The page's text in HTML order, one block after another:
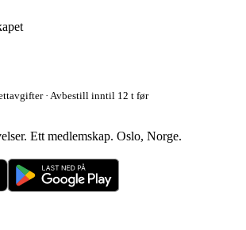
· Avbestill inntil 12 t før
Ett medlemskap. Oslo, Norge.